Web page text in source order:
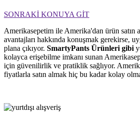
SONRAKİ KONUYA GİT
Amerikasepetim ile Amerika'dan ürün satın
avantajları hakkında konuşmak gerekirse,
plana çıkıyor. SmartyPants Ürünleri gibi
kolayca erişebilme imkanı sunan
için güvenilirlik ve pratiklik sağlıyor.
fiyatlarla satın almak hiç bu kadar kolay